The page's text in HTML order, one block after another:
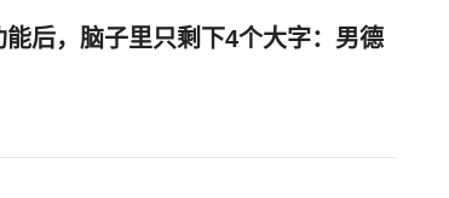
后，脑子里只剩下4个大字：男德